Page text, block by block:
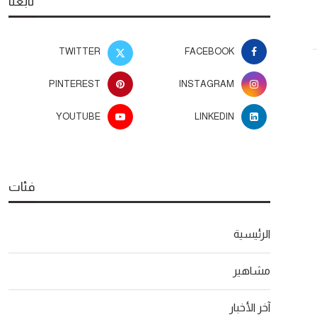
FACEBOOK
TWITTER
INSTAGRAM
PINTEREST
LINKEDIN
YOUTUBE
فئات
الرئيسية
مشاهير
آخر الأخبار